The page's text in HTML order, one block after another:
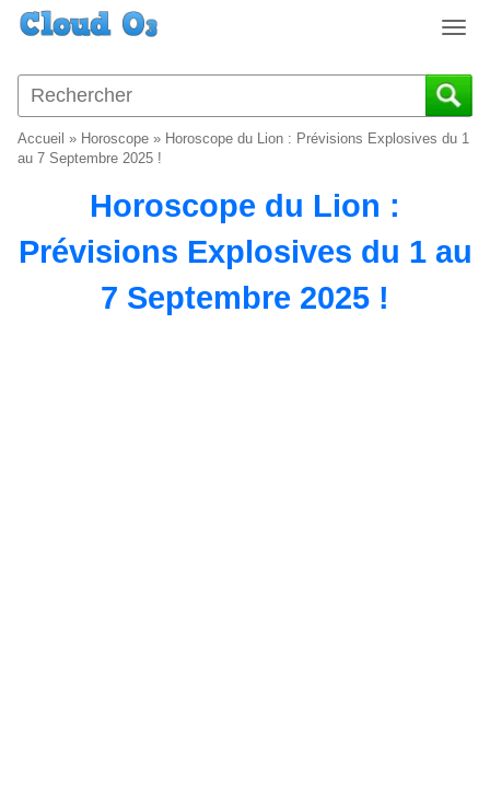
T
g
g
i
Accueil » Horoscope » Horoscope du Lion : Prévisions Explosives du 1
au 7 Septembre 2025 !
Horoscope du Lion :
Prévisions Explosives du 1 au
7 Septembre 2025 !